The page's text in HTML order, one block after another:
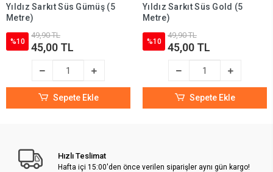
Yıldız Sarkıt Süs Gümüş (5
Metre)
%10
49,90 TL
45,00 TL
Sepete Ekle
Yıldız Sarkıt Süs Gold (5
Metre)
%10
49,90 TL
45,00 TL
Sepete Ekle
Hızlı Teslimat
Hafta içi 15:00'den önce verilen siparişler aynı gün kargo!